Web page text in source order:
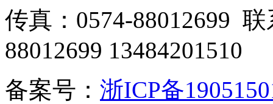
传真：0574-88012699
88012699 13484201510
备案号： 浙ICP备